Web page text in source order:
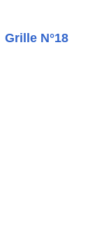
Grille N°18